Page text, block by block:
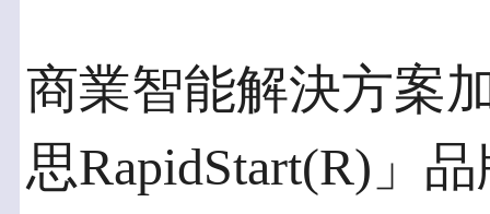
商業智能解決方案
思RapidStart(R)」